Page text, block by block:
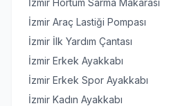
İzmir Hortum Sarma Makarası
İzmir Araç Lastiği Pompası
İzmir İlk Yardım Çantası
İzmir Erkek Ayakkabı
İzmir Erkek Spor Ayakkabı
İzmir Kadın Ayakkabı